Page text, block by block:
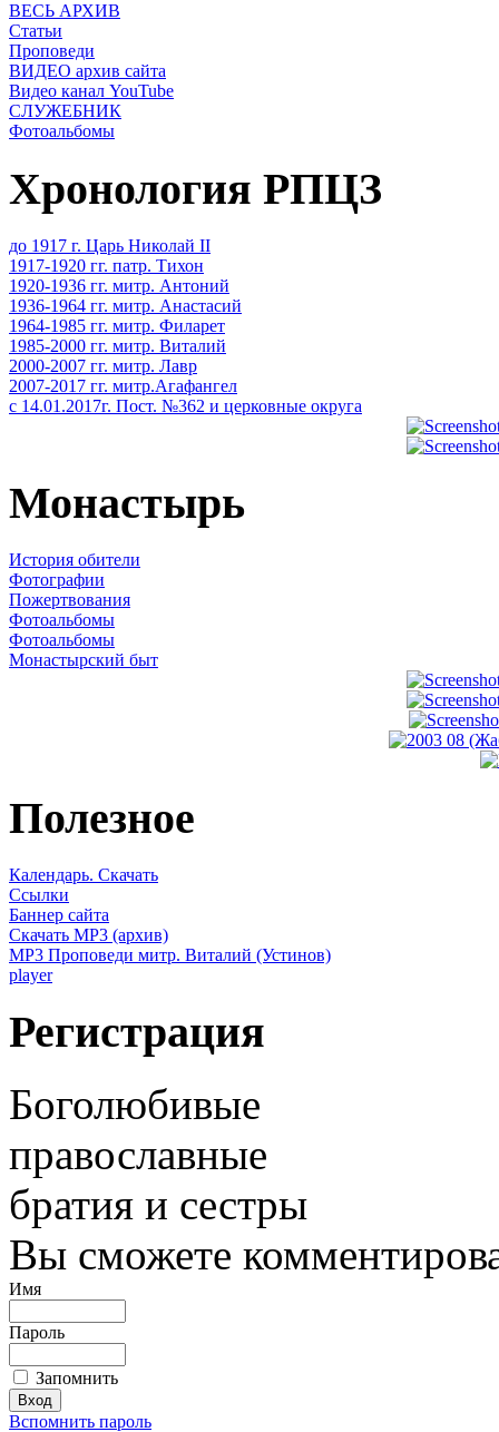
ВЕСЬ АРХИВ
Статьи
Проповеди
ВИДЕО архив сайта
Видео канал YouTube
СЛУЖЕБНИК
Фотоальбомы
Хронология РПЦЗ
до 1917 г. Царь Николай II
1917-1920 гг. патр. Тихон
1920-1936 гг. митр. Антоний
1936-1964 гг. митр. Анастасий
1964-1985 гг. митр. Филарет
1985-2000 гг. митр. Виталий
2000-2007 гг. митр. Лавр
2007-2017 гг. митр.Агафангел
с 14.01.2017г. Пост. №362 и церковные округа
Монастырь
История обители
Фотографии
Пожертвования
Фотоальбомы
Фотоальбомы
Монастырский быт
Полезное
Календарь. Скачать
Ссылки
Баннер сайта
Скачать MP3 (архив)
MP3 Проповеди митр. Виталий (Устинов)
player
Регистрация
Боголюбивые
православные
братия и сестры
Вы сможете
Имя
Пароль
Запомнить
Вспомнить пароль